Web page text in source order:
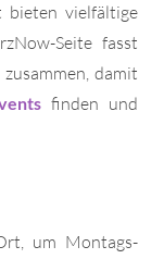
bieten vielfältige
Seite fasst
damit
finden und
um Montags-